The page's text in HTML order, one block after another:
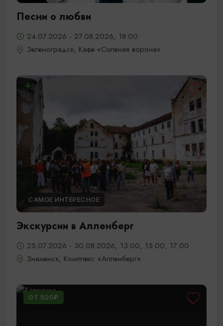
Песни о любви
24.07.2026 - 27.08.2026, 18:00
Зеленоградск, Кафе «Соленая ворона»
САМОЕ ИНТЕРЕСНОЕ
Экскурсии в Алленберг
25.07.2026 - 30.08.2026, 13:00, 15:00, 17:00
Знаменск, Комплекс «Алленберг»
ОТ 500₽